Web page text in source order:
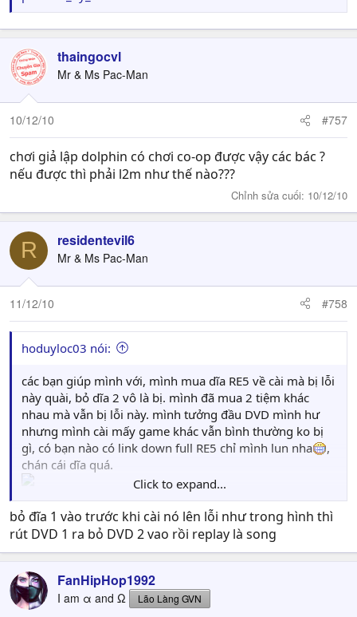
thaingocvl
Mr & Ms Pac-Man
10/12/10 #757
chơi giả lập dolphin có chơi co-op được vậy các bác ?
nếu được thì phải l2m như thế nào???
Chỉnh sửa cuối: 10/12/10
R residentevil6
Mr & Ms Pac-Man
11/12/10 #758
hoduyloc03 nói:
các bạn giúp mình với, mình mua dĩa RE5 về cài mà bị lỗi
này quài, bỏ dĩa 2 vô là bị. mình đã mua 2 tiệm khác
nhau mà vẫn bị lỗi này. mình tưởng đầu DVD mình hư
nhưng mình cài mấy game khác vẫn bình thường ko bị
gì, có bạn nào có link down full RE5 chỉ mình lun nha
,
chán cái dĩa quá.
Click to expand...
bỏ đĩa 1 vào trước khi cài nó lên lỗi như trong hình thì
rút DVD 1 ra bỏ DVD 2 vao rồi replay là song
FanHipHop1992
I am α and Ω Lão Làng GVN